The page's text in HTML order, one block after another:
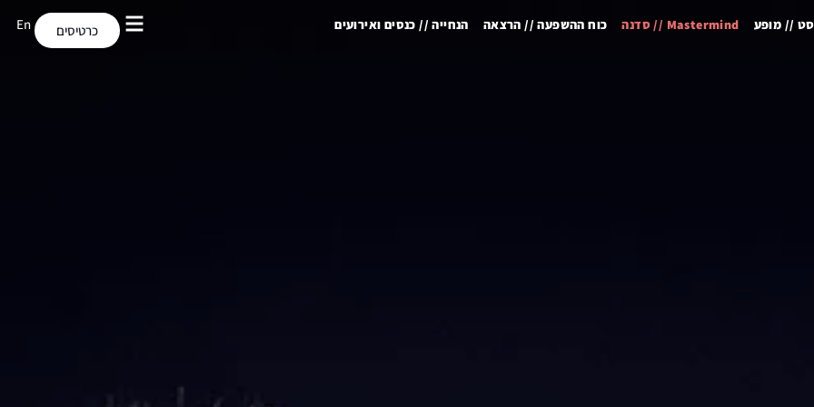
// מופע Mastermind // סדנה כוח ההשפעה // הרצאה הנחייה // כנסים ואירועים כרטיסים En